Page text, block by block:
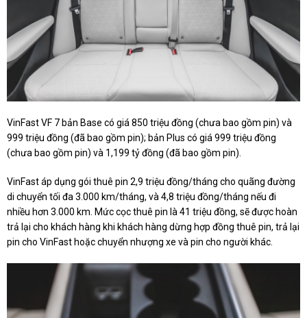
VinFast VF 7 bản Base có giá 850 triệu đồng (chưa bao gồm pin) và
999 triệu đồng (đã bao gồm pin); bản Plus có giá 999 triệu đồng
(chưa bao gồm pin) và 1,199 tỷ đồng (đã bao gồm pin).
VinFast áp dụng gói thuê pin 2,9 triệu đồng/tháng cho quãng đường
di chuyển tối đa 3.000 km/tháng, và 4,8 triệu đồng/tháng nếu đi
nhiều hơn 3.000 km. Mức cọc thuê pin là 41 triệu đồng, sẽ được hoàn
trả lại cho khách hàng khi khách hàng dừng hợp đồng thuê pin, trả lại
pin cho VinFast hoặc chuyển nhượng xe và pin cho người khác.